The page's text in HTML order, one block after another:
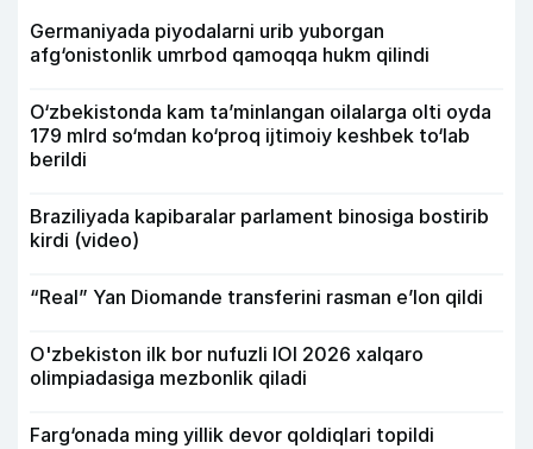
Germaniyada piyodalarni urib yuborgan
afg‘onistonlik umrbod qamoqqa hukm qilindi
O‘zbekistonda kam ta’minlangan oilalarga olti oyda
179 mlrd so‘mdan ko‘proq ijtimoiy keshbek to‘lab
berildi
Braziliyada kapibaralar parlament binosiga bostirib
kirdi (video)
“Real” Yan Diomande transferini rasman e’lon qildi
O'zbekiston ilk bor nufuzli IOI 2026 xalqaro
olimpiadasiga mezbonlik qiladi
Farg‘onada ming yillik devor qoldiqlari topildi